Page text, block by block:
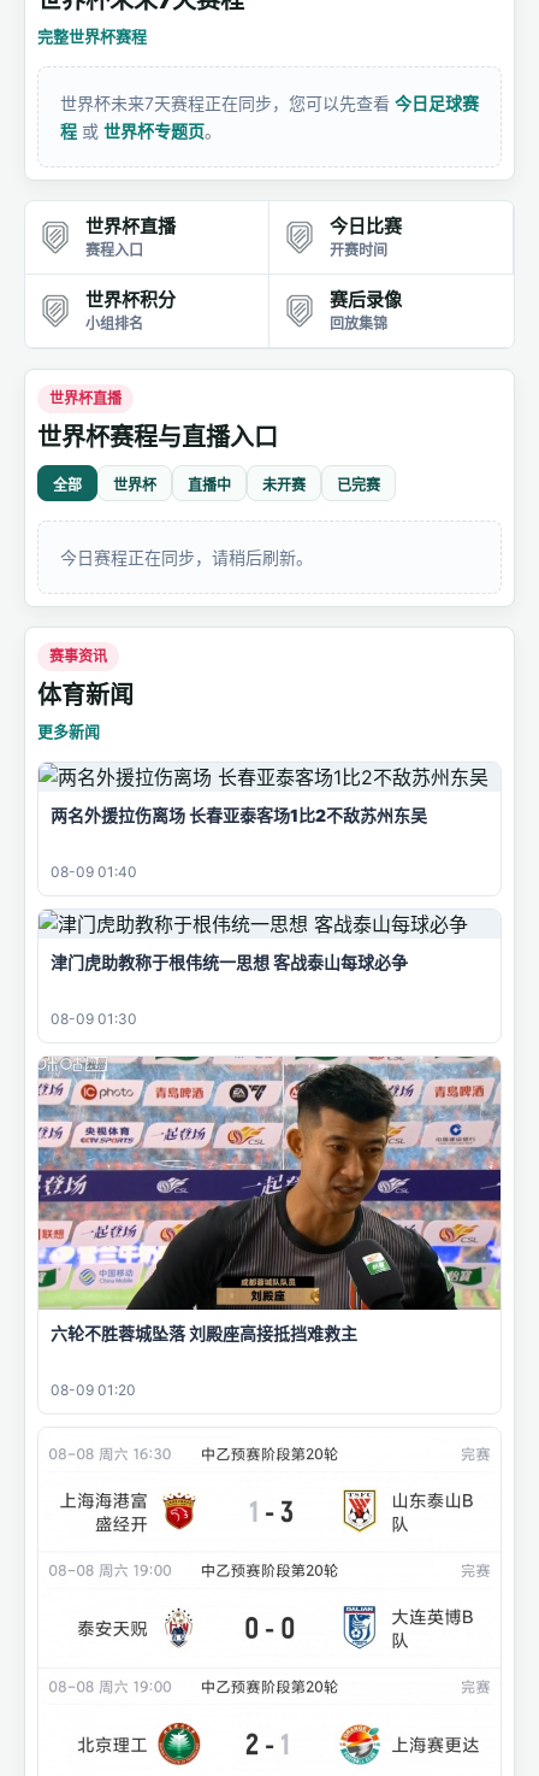
完整世界杯赛程
世界杯未来7天赛程正在同步，您可以先查看 今日足球赛
程 或 世界杯专题页。
世界杯直播
赛程入口
今日比赛
开赛时间
世界杯积分
小组排名
赛后录像
回放集锦
世界杯直播
世界杯赛程与直播入口
全部 世界杯 直播中 未开赛 已完赛
今日赛程正在同步，请稍后刷新。
赛事资讯
体育新闻
更多新闻
两名外援拉伤离场 长春亚泰客场1比2不敌苏州东吴
08-09 01:40
津门虎助教称于根伟统一思想 客战泰山每球必争
08-09 01:30
六轮不胜蓉城坠落 刘殿座高接抵挡难救主
08-09 01:20